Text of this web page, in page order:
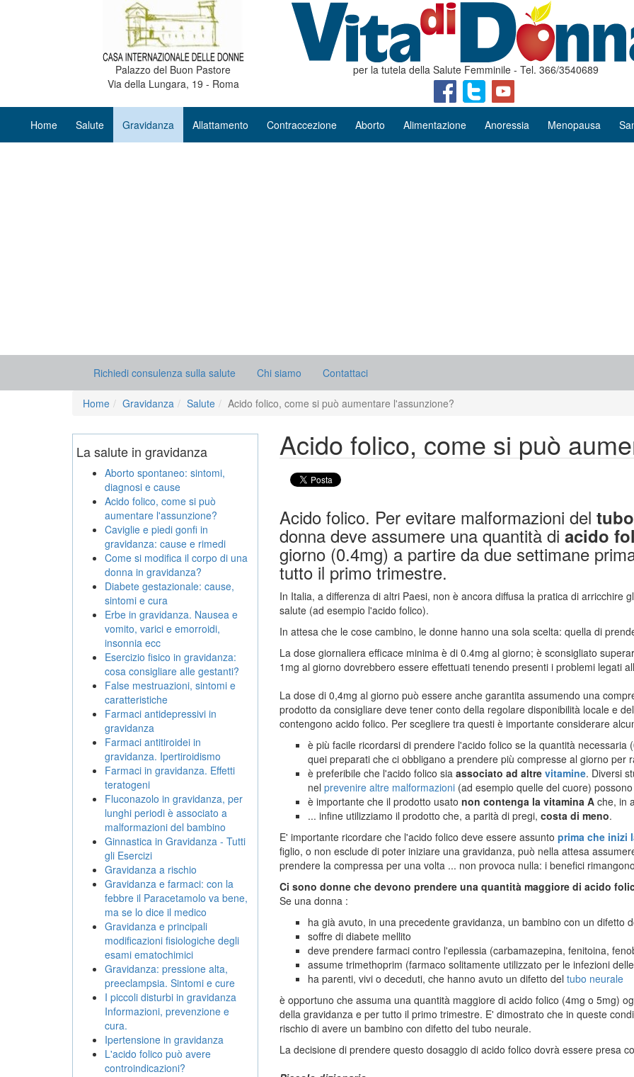
Palazzo del Buon Pastore
Via della Lungara, 19 - Roma
per la tutela della Salute Femminile - Tel. 366/3540689
Home Salute Gravidanza Allattamento Contraccezione Aborto Alimentazione Anoressia Menopausa
Richiedi consulenza sulla salute Chi siamo Contattaci
Home Gravidanza Salute Acido folico, come si può aumentare l'assunzione?
Acido folico, come si può
Acido folico. Per evitare malformazioni del
donna deve assumere una quantità di acido
giorno (0.4mg) a partire da due settimane
tutto il primo trimestre.
In Italia, a differenza di altri Paesi, non è ancora diffusa la pratica di arricchire
salute (ad esempio l'acido folico).
In attesa che le cose cambino, le donne hanno una sola scelta: quella di
La dose giornaliera efficace minima è di 0.4mg al giorno; è sconsigliato
1mg al giorno dovrebbero essere effettuati tenendo presenti i problemi legati
La dose di 0,4mg al giorno può essere anche garantita assumendo una
prodotto da consigliare deve tener conto della regolare disponibilità locale e
contengono acido folico. Per scegliere tra questi è importante considerare
è più facile ricordarsi di prendere l'acido folico se la quantità necessaria
quei preparati che ci obbligano a prendere più compresse al giorno per
è preferibile che l'acido folico sia associato ad altre vitamine. Diversi
nel prevenire altre malformazioni(ad esempio quelle del cuore)
è importante che il prodotto usato non contenga la vitamina A che, in
... infine utilizziamo il prodotto che, a parità di pregi, costa di meno.
E' importante ricordare che l'acido folico deve essere assunto prima che inizi
figlio, o non esclude di poter iniziare una gravidanza, può nella attesa
prendere la compressa per una volta ... non provoca nulla: i benefici
Ci sono donne che devono prendere una quantità maggiore di acido
Se una donna :
ha già avuto, in una precedente gravidanza, un bambino con un difetto
soffre di diabete mellito
deve prendere farmaci contro l'epilessia (carbamazepina, fenitoina,
assume trimethoprim (farmaco solitamente utilizzato per le infezioni
ha parenti, vivi o deceduti, che hanno avuto un difetto del tubo neurale
è opportuno che assuma una quantità maggiore di acido folico (4mg o 5mg)
della gravidanza e per tutto il primo trimestre. E' dimostrato che in queste
rischio di avere un bambino con difetto del tubo neurale.
La decisione di prendere questo dosaggio di acido folico dovrà essere presa
La salute in gravidanza
Aborto spontaneo: sintomi,
diagnosi e cause
Acido folico, come si può
aumentare l'assunzione?
Caviglie e piedi gonfi in
gravidanza: cause e rimedi
Come si modifica il corpo di una
donna in gravidanza?
Diabete gestazionale: cause,
sintomi e cura
Erbe in gravidanza. Nausea e
vomito, varici e emorroidi,
insonnia ecc
Esercizio fisico in gravidanza:
cosa consigliare alle gestanti?
False mestruazioni, sintomi e
caratteristiche
Farmaci antidepressivi in
gravidanza
Farmaci antitiroidei in
gravidanza. Ipertiroidismo
Farmaci in gravidanza. Effetti
teratogeni
Fluconazolo in gravidanza, per
lunghi periodi è associato a
malformazioni del bambino
Ginnastica in Gravidanza - Tutti
gli Esercizi
Gravidanza a rischio
Gravidanza e farmaci: con la
febbre il Paracetamolo va bene,
ma se lo dice il medico
Gravidanza e principali
modificazioni fisiologiche degli
esami ematochimici
Gravidanza: pressione alta,
preeclampsia. Sintomi e cure
I piccoli disturbi in gravidanza
Informazioni, prevenzione e
cura.
Ipertensione in gravidanza
L'acido folico può avere
controindicazioni?